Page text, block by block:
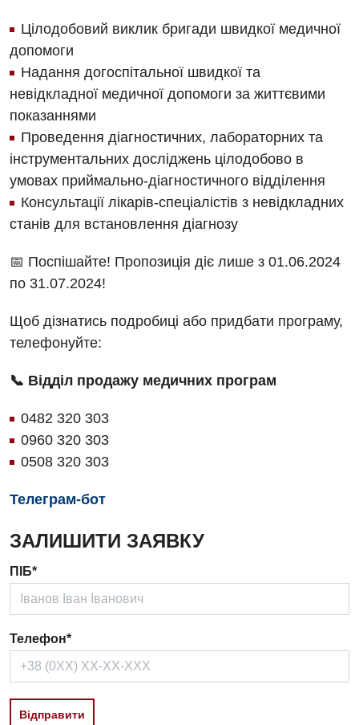
Відгуки
Відео
Ендоскопічне відділення
Інструментальна діагностика
Комп’ютерна томографія
Магнітно-резонансна томографія
Мамографія
Нейросонографія
Рентгенографія
Для дорослих
Акушерство і гінекологія
Андрологія
Безоплатні послуги
Відділення невідкладних станів
Гастроентерологія
Гематологія
Гінекологічне відділення
Дерматовенерологія
Відділення невідкладних станів
Відділення інтенсивної терапії
Гінекологічне відділення
Денний стаціонар
Діагностичне відділення
Ендоскопічне відділення
Онкологічне відділлення
Офтальмологічне відділення
Терапевтичне відділення
Урологічне відділення
Хірургічне відділення
Швидка медична допомога
Декларування
Національний скринінг здоров’я 40+
Українська
Російська
Цілодобовий виклик бригади швидкої медичної
допомоги
Надання догоспітальної швидкої та
невідкладної медичної допомоги за життєвими
показаннями
Проведення діагностичних, лабораторних та
інструментальних досліджень цілодобово в
умовах приймально-діагностичного відділення
Консультації лікарів-спеціалістів з невідкладних
станів для встановлення діагнозу
📅 Поспішайте! Пропозиція діє лише з 01.06.2024
по 31.07.2024!
Щоб дізнатись подробиці або придбати програму,
телефонуйте:
📞 Відділ продажу медичних програм
0482 320 303
0960 320 303
0508 320 303
Телеграм-бот
ЗАЛИШИТИ ЗАЯВКУ
ПІБ*
Телефон*
Вiдправити